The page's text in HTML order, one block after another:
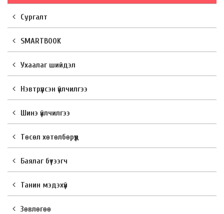
Сургалт
SMARTBOOK
Ухаалаг шийдэл
Нэвтрүүлсэн үйлчилгээ
Шинэ үйлчилгээ
Төсөл хөтөлбөрүүд
Баялаг бүтээгч
Танин мэдэхүй
Зөвлөгөө